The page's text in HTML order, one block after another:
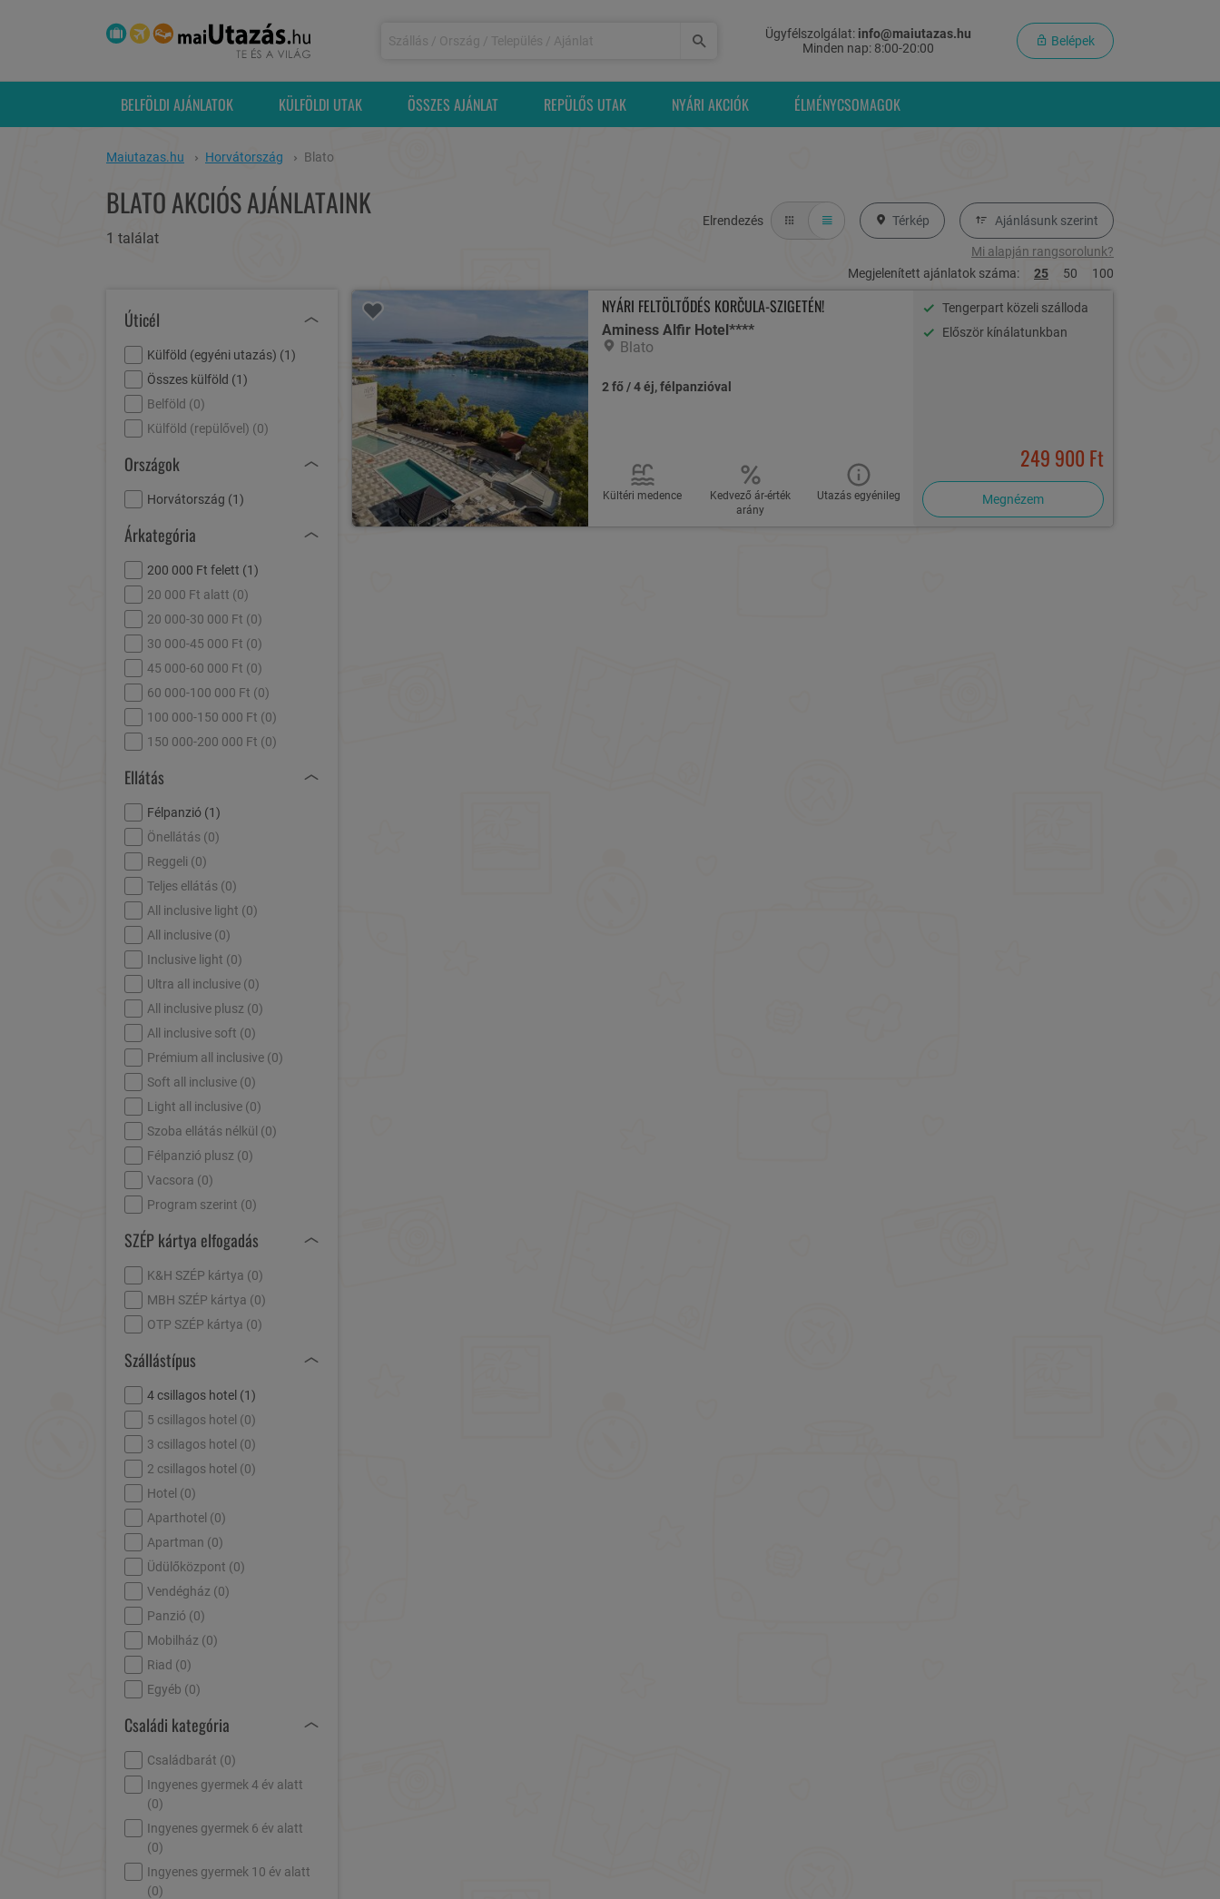
Ügyfélszolgálat: info@maiutazas.hu
Minden nap: 8:00-20:00
Belépek
BELFÖLDI AJÁNLATOK KÜLFÖLDI UTAK ÖSSZES AJÁNLAT REPÜLŐS UTAK NYÁRI AKCIÓK ÉLMÉNYCSOMAGOK
Maiutazas.hu Horvátország Blato
BLATO AKCIÓS AJÁNLATAINK
1 találat
Elrendezés Térkép Ajánlásunk szerint
Mi alapján rangsorolunk?
Megjelenített ajánlatok száma:
25 50 100
Úticél
Külföld (egyéni utazás) (1)
Összes külföld (1)
Belföld (0)
Külföld (repülővel) (0)
Országok
Horvátország (1)
Árkategória
200 000 Ft felett (1)
20 000 Ft alatt (0)
20 000-30 000 Ft (0)
30 000-45 000 Ft (0)
45 000-60 000 Ft (0)
60 000-100 000 Ft (0)
100 000-150 000 Ft (0)
150 000-200 000 Ft (0)
Ellátás
Félpanzió (1)
Önellátás (0)
Reggeli (0)
Teljes ellátás (0)
All inclusive light (0)
All inclusive (0)
Inclusive light (0)
Ultra all inclusive (0)
All inclusive plusz (0)
All inclusive soft (0)
Prémium all inclusive (0)
Soft all inclusive (0)
Light all inclusive (0)
Szoba ellátás nélkül (0)
Félpanzió plusz (0)
Vacsora (0)
Program szerint (0)
SZÉP kártya elfogadás
K&H SZÉP kártya (0)
MBH SZÉP kártya (0)
OTP SZÉP kártya (0)
Szállástípus
4 csillagos hotel (1)
5 csillagos hotel (0)
3 csillagos hotel (0)
2 csillagos hotel (0)
Hotel (0)
Aparthotel (0)
Apartman (0)
Üdülőközpont (0)
Vendégház (0)
Panzió (0)
Mobilház (0)
Riad (0)
Egyéb (0)
Családi kategória
Családbarát (0)
Ingyenes gyermek 4 év alatt
(0)
Ingyenes gyermek 6 év alatt
(0)
Ingyenes gyermek 10 év alatt
(0)
NYÁRI FELTÖLTŐDÉS KORČULA-SZIGETÉN!
Aminess Alfir Hotel****
Blato
2 fő / 4 éj, félpanzióval
Kültéri medence
Kedvező ár-érték
arány
Utazás egyénileg
Tengerpart közeli szálloda
Először kínálatunkban
249 900 Ft
Megnézem